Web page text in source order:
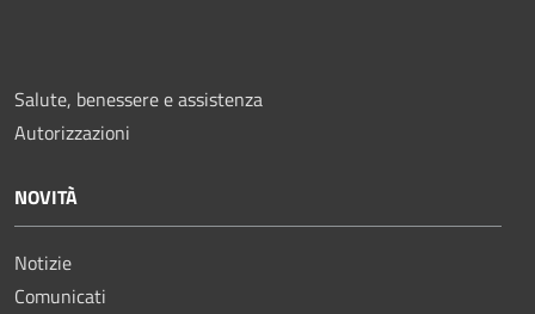
Salute, benessere e assistenza
Autorizzazioni
NOVITÀ
Notizie
Comunicati